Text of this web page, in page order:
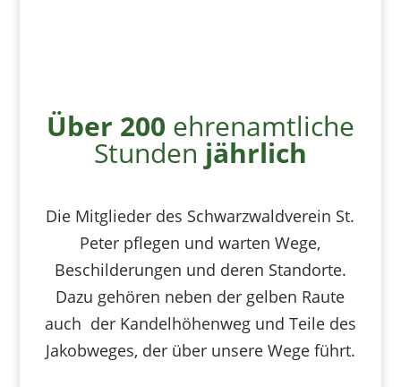
Über 200 ehrenamtliche
Stunden jährlich
Die Mitglieder des Schwarzwaldverein St.
Peter pflegen und warten Wege,
Beschilderungen und deren Standorte.
Dazu gehören neben der gelben Raute
auch der Kandelhöhenweg und Teile des
Jakobweges, der über unsere Wege führt.